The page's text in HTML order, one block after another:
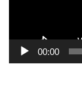
00:00